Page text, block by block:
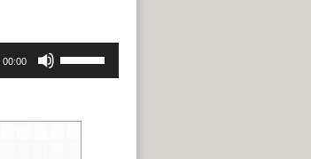
00:00
las
teclas